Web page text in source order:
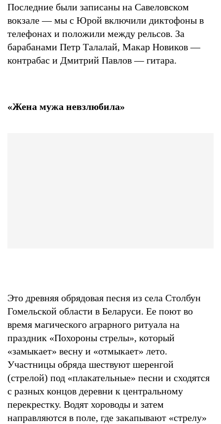
Последние были записаны на Савеловском
вокзале — мы с Юрой включили диктофоны в
телефонах и положили между рельсов. За
барабанами Петр Талалай, Макар Новиков —
контрабас и Дмитрий Павлов — гитара.
«Жена мужа невзлюбила»
Это древняя обрядовая песня из села Столбун
Гомельской области в Беларуси. Ее поют во
время магического аграрного ритуала на
праздник «Похороны стрелы», который
«замыкает» весну и «отмыкает» лето.
Участницы обряда шествуют шеренгой
(стрелой) под «плакательные» песни и сходятся
с разных концов деревни к центральному
перекрестку. Водят хороводы и затем
направляются в поле, где закапывают «стрелу»